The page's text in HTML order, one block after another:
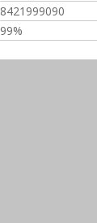
8421999090
99%